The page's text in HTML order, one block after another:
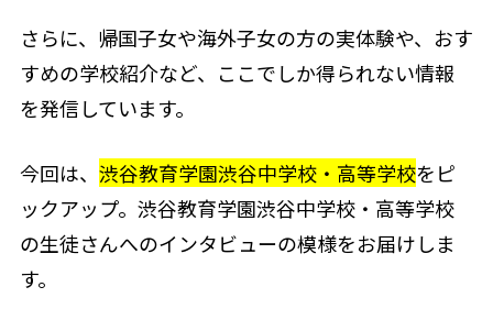
さらに、帰国子女や海外子女の方の実体験や、おす
すめの学校紹介など、ここでしか得られない情報
を発信しています。
今回は、 渋谷教育学園渋谷中学校・高等学校をピ
ックアップ。渋谷教育学園渋谷中学校・高等学校
の生徒さんへのインタビューの模様をお届けしま
す。